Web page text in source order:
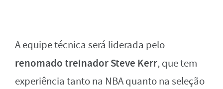
A equipe técnica será liderada pelo
renomado treinador Steve Kerr, que tem
experiência tanto na NBA quanto na seleção